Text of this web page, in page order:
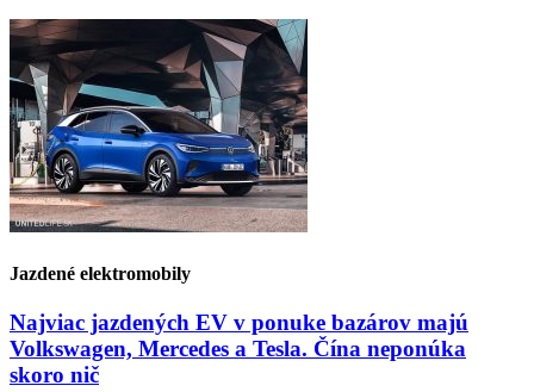
Jazdené elektromobily
Najviac jazdených EV v ponuke bazárov majú
Volkswagen, Mercedes a Tesla. Čína neponúka
skoro nič